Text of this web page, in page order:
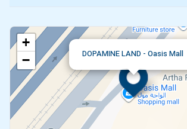
DOPAMINE LAND - Oasis Mall
+
−